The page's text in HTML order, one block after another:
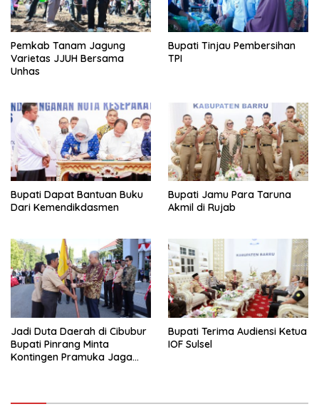
Pemkab Tanam Jagung
Varietas JJUH Bersama
Unhas
Bupati Tinjau Pembersihan
TPI
Bupati Dapat Bantuan Buku
Dari Kemendikdasmen
Bupati Jamu Para Taruna
Akmil di Rujab
Jadi Duta Daerah di Cibubur
Bupati Pinrang Minta
Kontingen Pramuka Jaga
Bupati Terima Audiensi Ketua
IOF Sulsel